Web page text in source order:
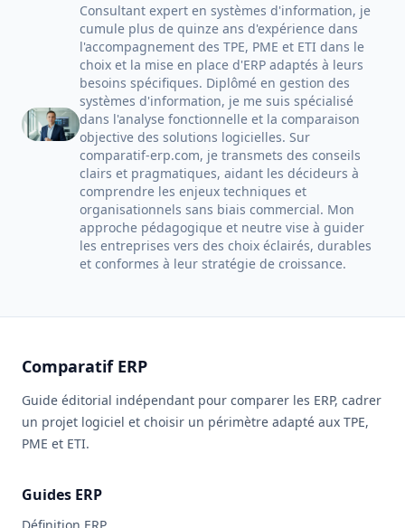
Consultant expert en systèmes d'information, je
cumule plus de quinze ans d'expérience dans
l'accompagnement des TPE, PME et ETI dans le
choix et la mise en place d'ERP adaptés à leurs
besoins spécifiques. Diplômé en gestion des
systèmes d'information, je me suis spécialisé
dans l'analyse fonctionnelle et la comparaison
objective des solutions logicielles. Sur
comparatif-erp.com, je transmets des conseils
clairs et pragmatiques, aidant les décideurs à
comprendre les enjeux techniques et
organisationnels sans biais commercial. Mon
approche pédagogique et neutre vise à guider
les entreprises vers des choix éclairés, durables
et conformes à leur stratégie de croissance.
Comparatif ERP
Guide éditorial indépendant pour comparer les ERP, cadrer
un projet logiciel et choisir un périmètre adapté aux TPE,
PME et ETI.
Guides ERP
Définition ERP